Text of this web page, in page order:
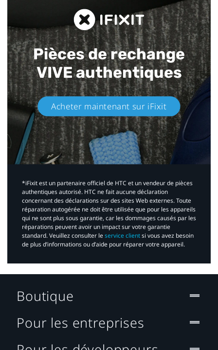
Pièces de rechange
VIVE authentiques​
Acheter maintenant sur iFixit​
*iFixit est un partenaire officiel de HTC et un vendeur de pièces
authentiques autorisé. HTC ne fait aucune déclaration
concernant des déclarations sur des sites Web externes. Toute
réparation autogérée ne doit être utilisée que pour les appareils
qui ne sont plus sous garantie, car les dommages causés par les
réparations peuvent avoir un impact sur votre garantie
standard. Veuillez consulter leservice clientsi vous avez besoin
de plus d’informations ou d’aide pour réparer votre appareil.​
Boutique
Pour les entreprises